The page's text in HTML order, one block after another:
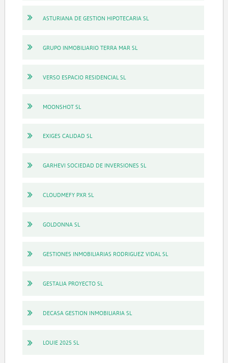
ASTURIANA DE GESTION HIPOTECARIA SL
GRUPO INMOBILIARIO TERRA MAR SL
VERSO ESPACIO RESIDENCIAL SL
MOONSHOT SL
EXIGES CALIDAD SL
GARHEVI SOCIEDAD DE INVERSIONES SL
CLOUDMEFY PXR SL
GOLDONNA SL
GESTIONES INMOBILIARIAS RODRIGUEZ VIDAL SL
GESTALIA PROYECTO SL
DECASA GESTION INMOBILIARIA SL
LOUIE 2025 SL